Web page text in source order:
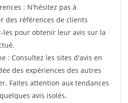
: N'hésitez pas à
des références de clients
les pour obtenir leur avis sur la
: Consultez les sites d'avis en
des expériences des autres
Faites attention aux tendances
avis isolés.